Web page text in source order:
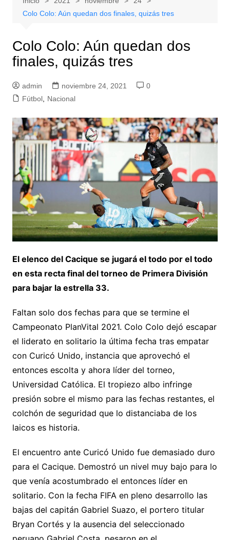
Colo Colo: Aún quedan dos finales, quizás tres
Colo Colo: Aún quedan dos
finales, quizás tres
admin noviembre 24, 2021
0
Fútbol, Nacional
El elenco del Cacique se jugará el todo por el todo
en esta recta final del torneo de Primera División
para bajar la estrella 33.
Faltan solo dos fechas para que se termine el
Campeonato PlanVital 2021. Colo Colo dejó escapar
el liderato en solitario la última fecha tras empatar
con Curicó Unido, instancia que aprovechó el
entonces escolta y ahora líder del torneo,
Universidad Católica. El tropiezo albo infringe
presión sobre el mismo para las fechas restantes, el
colchón de seguridad que lo distanciaba de los
laicos es historia.
El encuentro ante Curicó Unido fue demasiado duro
para el Cacique. Demostró un nivel muy bajo para lo
que venía acostumbrado el entonces líder en
solitario. Con la fecha FIFA en pleno desarrollo las
bajas del capitán Gabriel Suazo, el portero titular
Bryan Cortés y la ausencia del seleccionado